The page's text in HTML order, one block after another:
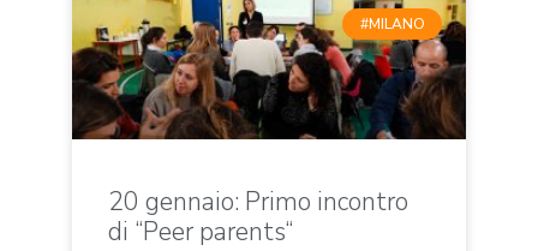
#MILANO
20 gennaio: Primo incontro
di “Peer parents“